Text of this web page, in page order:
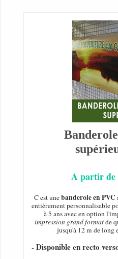
A partir de
C est unebanderole en PVC
entièrement personnalisable
à 5 ans avec en option
impression grand formatde
jusqu'à 12 m de long
- Disponible en recto